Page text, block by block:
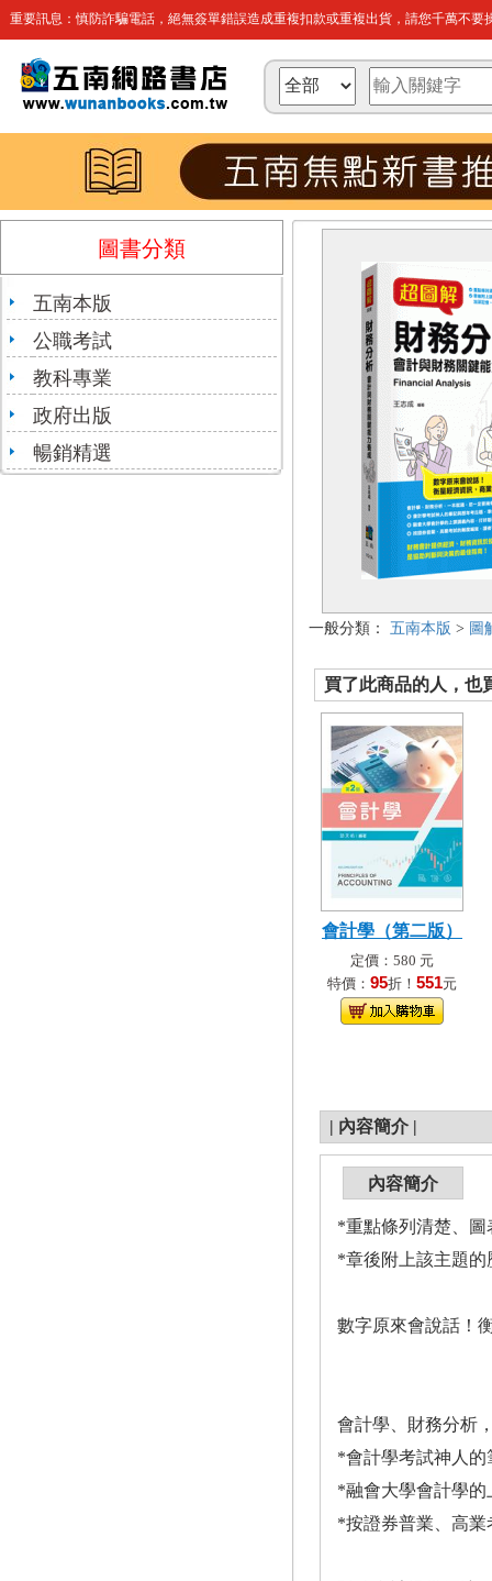
重要訊息：慎防詐騙電話，絕無簽單錯誤造成重複扣款或重複出貨，請您千萬不要
圖書分類
五南本版
公職考試
教科專業
政府出版
暢銷精選
一般分類： 五南本版 > 圖
買了此商品的人，也
會計學（第二版）
定價：580 元
特價： 95折！ 551元
| 內容簡介 |
內容簡介
*重點條列清楚、
*章後附上該主題
數字原來會說話！
會計學、財務分析
*會計學考試神人
*融會大學會計學
*按證券普業、高